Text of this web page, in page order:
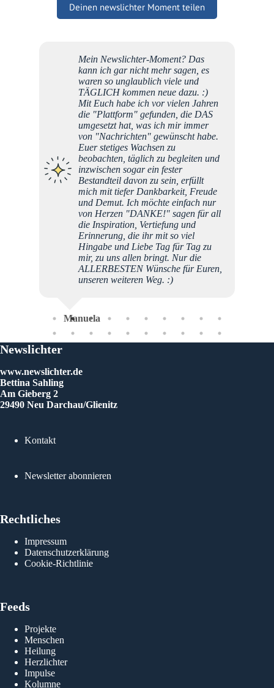
Deinen newslichter Moment teilen
Mein Newslichter-Moment? Das
kann ich gar nicht mehr sagen, es
waren so unglaublich viele und
TÄGLICH kommen neue dazu. :)
Mit Euch habe ich vor vielen Jahren
die "Plattform" gefunden, die DAS
umgesetzt hat, was ich mir immer
von "Nachrichten" gewünscht habe.
Euer stetiges Wachsen zu
beobachten, täglich zu begleiten und
inzwischen sogar ein fester
Bestandteil davon zu sein, erfüllt
mich mit tiefer Dankbarkeit, Freude
und Demut. Ich möchte einfach nur
von Herzen "DANKE!" sagen für all
die Inspiration, Vertiefung und
Erinnerung, die ihr mit so viel
Hingabe und Liebe Tag für Tag zu
mir, zu uns allen bringt. Nur die
ALLERBESTEN Wünsche für Euren,
unseren weiteren Weg. :)
Manuela
Newslichter
www.newslichter.de
Bettina Sahling
Am Gieberg 2
29490 Neu Darchau/Glienitz
Kontakt
Newsletter abonnieren
Rechtliches
Impressum
Datenschutzerklärung
Cookie-Richtlinie
Feeds
Projekte
Menschen
Heilung
Herzlichter
Impulse
Kolumne